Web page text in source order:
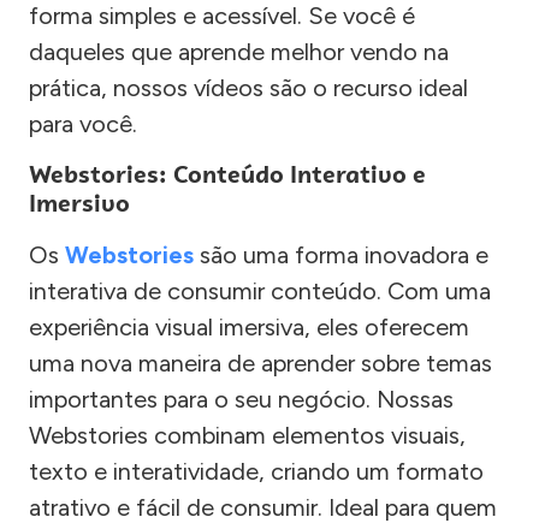
forma simples e acessível. Se você é
daqueles que aprende melhor vendo na
prática, nossos vídeos são o recurso ideal
para você.
Webstories: Conteúdo Interativo e
Imersivo
Os Webstories são uma forma inovadora e
interativa de consumir conteúdo. Com uma
experiência visual imersiva, eles oferecem
uma nova maneira de aprender sobre temas
importantes para o seu negócio. Nossas
Webstories combinam elementos visuais,
texto e interatividade, criando um formato
atrativo e fácil de consumir. Ideal para quem